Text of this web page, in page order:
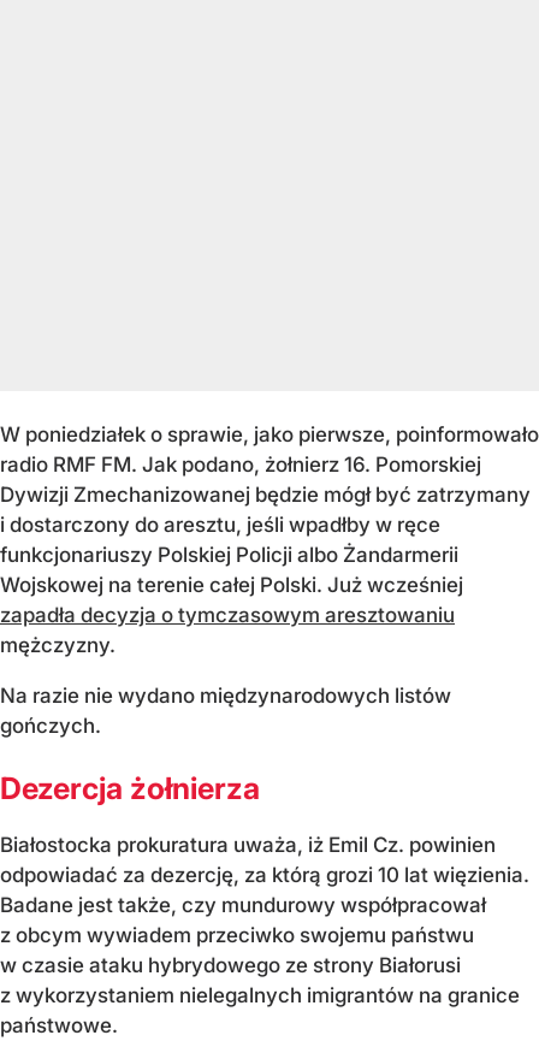
W poniedziałek o sprawie, jako pierwsze, poinformowało
radio RMF FM. Jak podano, żołnierz 16. Pomorskiej
Dywizji Zmechanizowanej będzie mógł być zatrzymany
i dostarczony do aresztu, jeśli wpadłby w ręce
funkcjonariuszy Polskiej Policji albo Żandarmerii
Wojskowej na terenie całej Polski. Już wcześniej
zapadła decyzja o tymczasowym aresztowaniu
mężczyzny.
Na razie nie wydano międzynarodowych listów
gończych.
Dezercja żołnierza
Białostocka prokuratura uważa, iż Emil Cz. powinien
odpowiadać za dezercję, za którą grozi 10 lat więzienia.
Badane jest także, czy mundurowy współpracował
z obcym wywiadem przeciwko swojemu państwu
w czasie ataku hybrydowego ze strony Białorusi
z wykorzystaniem nielegalnych imigrantów na granice
państwowe.